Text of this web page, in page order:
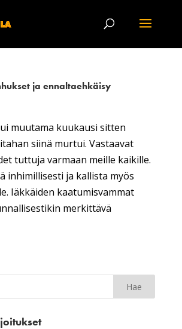
ja ennaltaehkäisy
muutama kuukausi sitten
siinä murtui. Vastaavat
tuttuja varmaan meille kaikille.
inhimillisesti ja kallista myös
Iäkkäiden kaatumisvammat
merkittävä